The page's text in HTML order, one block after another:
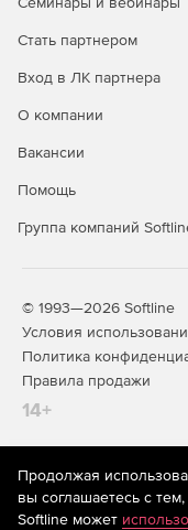
Стать партнером
Вход в ЛК партнера
О компании
Вакансии
Помощь
Группа компаний
© 1993—2026 Softline
Условия
Политика
Правила продажи
14+
На информационном
рекомендательные
предоставления
Продолжая
вы соглашаетесь с
Softline может